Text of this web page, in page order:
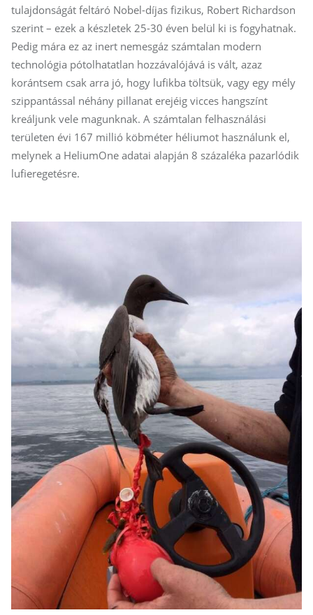
tulajdonságát feltáró Nobel-díjas fizikus, Robert Richardson
szerint – ezek a készletek 25-30 éven belül ki is fogyhatnak.
Pedig mára ez az inert nemesgáz számtalan modern
technológia pótolhatatlan hozzávalójává is vált, azaz
korántsem csak arra jó, hogy lufikba töltsük, vagy egy mély
szippantással néhány pillanat erejéig vicces hangszínt
kreáljunk vele magunknak. A számtalan felhasználási
területen évi 167 millió köbméter héliumot használunk el,
melynek a HeliumOne adatai alapján 8 százaléka pazarlódik
lufieregetésre.